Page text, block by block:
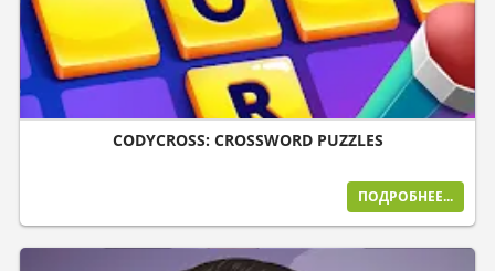
CODYCROSS: CROSSWORD PUZZLES
ПОДРОБНЕЕ...